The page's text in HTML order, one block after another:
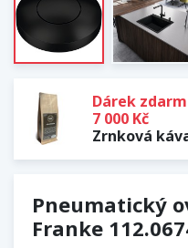
Dárek
7 000 Kč
Zrnková
Pneumatický
Franke